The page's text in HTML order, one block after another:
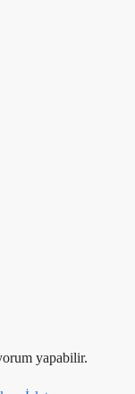
yapabilir.